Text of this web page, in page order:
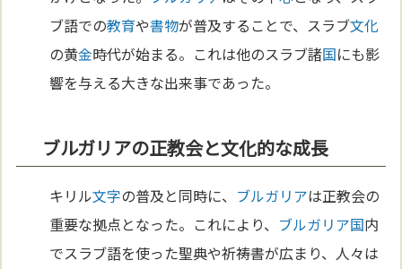
ブ語での教育や書物が普及することで、スラブ文化
の黄金時代が始まる。これは他のスラブ諸国にも影
響を与える大きな出来事であった。
ブルガリアの正教会と文化的な成長
キリル文字の普及と同時に、 ブルガリアは正教会の
重要な拠点となった。これにより、 ブルガリア国内
でスラブ語を使った聖典や祈祷書が広まり、人々は